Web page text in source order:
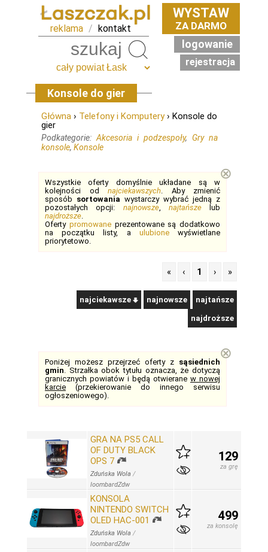
reklama / kontakt
WYSTAW
ZA DARMO
logowanie
rejestracja
Konsole do gier
Główna › Telefony i Komputery› Konsole do
gier
Podkategorie: Akcesoria i podzespoły, Gry na
konsole, Konsole
Wszystkie oferty domyślnie układane są w
kolejności od najciekawszych. Aby zmienić
sposób sortowania wystarczy wybrać jedną z
pozostałych opcji: najnowsze, najtańszelub
najdroższe.
Oferty promowaneprezentowane są dodatkowo
na początku listy, a ulubionewyświetlane
priorytetowo.
⊗
« ‹ 1 › »
najciekawsze najnowsze najtańsze
najdroższe
Poniżej możesz przejrzeć oferty z sąsiednich
gmin. Strzałka obok tytułu oznacza, że dotyczą
granicznych powiatów i będą otwierane w nowej
karcie (przekierowanie do innego serwisu
ogłoszeniowego).
⊗
GRA NA PS5 CALL
OF DUTY BLACK
OPS 7
Zduńska Wola /
loombardZdw
129
za grę
KONSOLA
NINTENDO SWITCH
OLED HAC-001
Zduńska Wola /
loombardZdw
499
za konsolę